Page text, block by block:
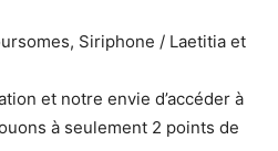
Siriphone / Laetitia et
et notre envie d’accéder à
à seulement 2 points de